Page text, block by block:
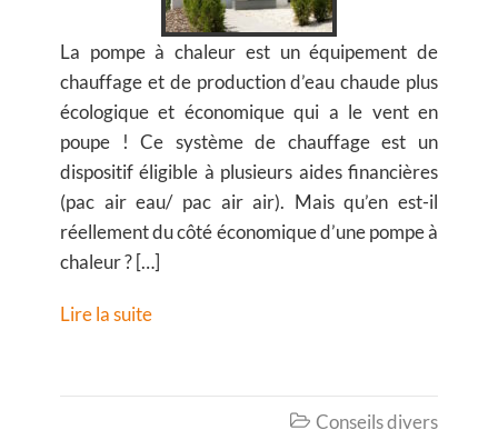
La pompe à chaleur est un équipement de
chauffage et de production d’eau chaude plus
écologique et économique qui a le vent en
poupe ! Ce système de chauffage est un
dispositif éligible à plusieurs aides financières
(pac air eau/ pac air air). Mais qu’en est-il
réellement du côté économique d’une pompe à
chaleur ? […]
Lire la suite
 Conseils divers